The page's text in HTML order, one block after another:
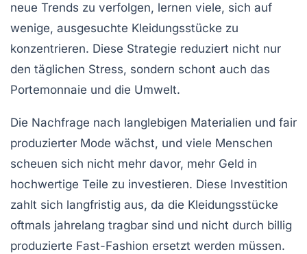
neue Trends zu verfolgen, lernen viele, sich auf
wenige, ausgesuchte Kleidungsstücke zu
konzentrieren. Diese Strategie reduziert nicht nur
den täglichen Stress, sondern schont auch das
Portemonnaie und die Umwelt.
Die Nachfrage nach langlebigen Materialien und fair
produzierter Mode wächst, und viele Menschen
scheuen sich nicht mehr davor, mehr Geld in
hochwertige Teile zu investieren. Diese Investition
zahlt sich langfristig aus, da die Kleidungsstücke
oftmals jahrelang tragbar sind und nicht durch billig
produzierte Fast-Fashion ersetzt werden müssen.